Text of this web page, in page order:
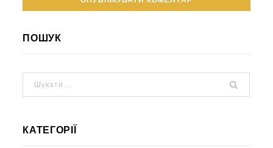
ПОШУК
КАТЕГОРІЇ